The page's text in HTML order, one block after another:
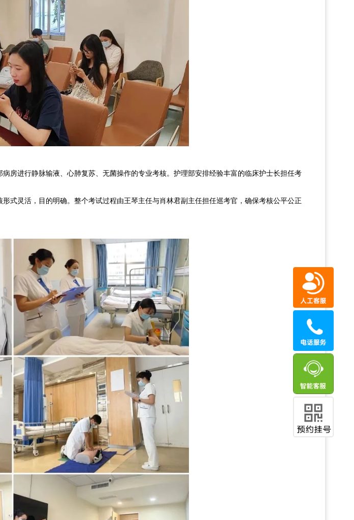
房进行静脉输液、心肺复苏、无菌操作的专业考核。护理部安排经验丰富的临床护士长担任考
式灵活，目的明确。整个考试过程由王琴主任与肖林君副主任担任巡考官，确保考核公平公正